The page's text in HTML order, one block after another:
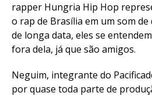
rapper Hungria Hip Hop
o rap de Brasília em um som
de longa data, eles se
fora dela, já que são amigos.
Neguim, integrante do
por quase toda parte de